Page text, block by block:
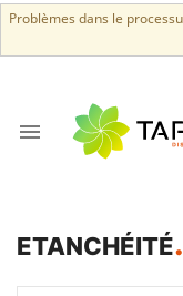
Problèmes dans le

ETANCHÉITÉ